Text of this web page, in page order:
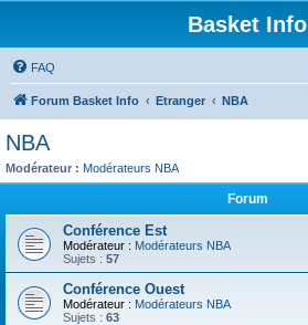
Basket Info
FAQ
Forum Basket Info Etranger NBA
NBA
Modérateur : Modérateurs NBA
Forum
Conférence Est
Modérateur : Modérateurs NBA
Sujets : 57
Conférence Ouest
Modérateur : Modérateurs NBA
Sujets : 63